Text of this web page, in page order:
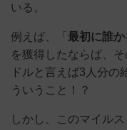
いる。
例えば、「 最初に誰
を獲得したならば、
ドルと言えば3人分の
ういうこと！？
しかし、このマイル